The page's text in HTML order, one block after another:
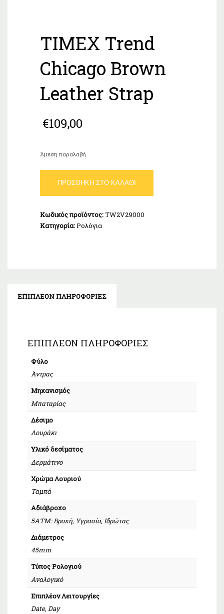
TIMEX Trend
Chicago Brown
Leather Strap
€109,00
Άμεση παραλαβή
Trend
Chicago
Leather
Strap
ΠΡΟΣΘΉΚΗ ΣΤΟ ΚΑΛΆΘΙ
Κωδικός προϊόντος:TW2V29000
Κατηγορία:Ρολόγια
ΕΠΙΠΛΈΟΝ ΠΛΗΡΟΦΟΡΊΕΣ
ΕΠΙΠΛΈΟΝ ΠΛΗΡΟΦΟΡΊΕΣ
Φύλο
Άντρας
Μηχανισμός
Μπαταρίας
Δέσιμο
Λουράκι
Υλικό δεσίματος
Δερμάτινο
Χρώμα Λουριού
Ταμπά
Αδιάβροχο
5ΑΤΜ: Βροχή, Υγρασία, Ιδρώτας
Διάμετρος
45mm
Τύπος Ρολογιού
Αναλογικό
Επιπλέον Λειτουργίες
Date, Day